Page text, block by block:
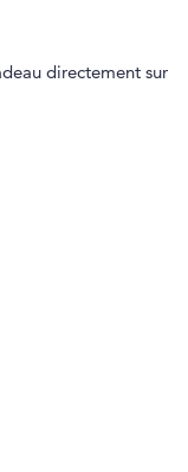
directement sur